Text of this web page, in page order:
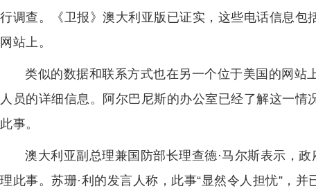
行调查。《卫报》澳大利亚版已证实，这些电话信息
网站上。
类似的数据和联系方式也在另一个位于美国的网站
人员的详细信息。阿尔巴尼斯的办公室已经了解这一
此事。
澳大利亚副总理兼国防部长理查德·马尔斯表示，
理此事。苏珊·利的发言人称，此事“显然令人担忧”，并